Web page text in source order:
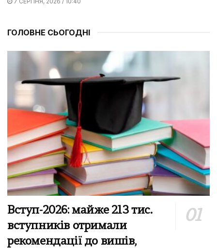
ГОЛОВНЕ СЬОГОДНІ
Вступ-2026: майже 213 тис.
вступників отримали
рекомендації до вишів,